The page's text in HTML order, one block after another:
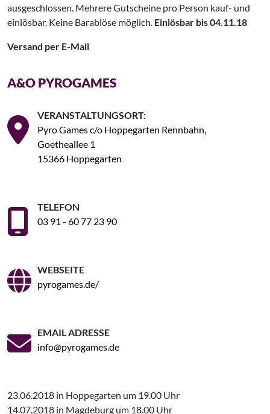
ausgeschlossen. Mehrere Gutscheine pro Person kauf- und
einlösbar. Keine Barablöse möglich. Einlösbar bis 04.11.18
Versand per E-Mail
A&O PYROGAMES
VERANSTALTUNGSORT:
Pyro Games c/o Hoppegarten Rennbahn,
Goetheallee 1
15366 Hoppegarten
TELEFON
03 91 - 60 77 23 90
WEBSEITE
pyrogames.de/
EMAIL ADRESSE
info@pyrogames.de
23.06.2018 in Hoppegarten um 19.00 Uhr
14.07.2018 in Magdeburg um 18.00 Uhr